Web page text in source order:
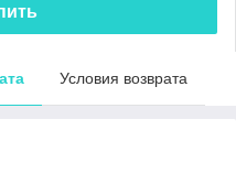
Условия возврата